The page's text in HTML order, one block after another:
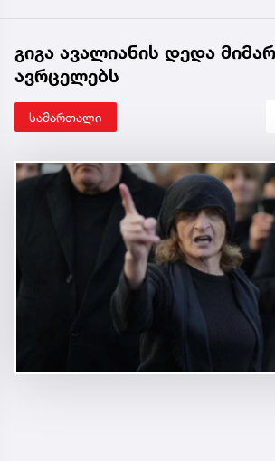
გიგა ავალიანის დედა
ავრცელებს
სამართალი